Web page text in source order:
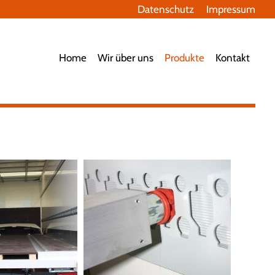
Datenschutz
Impressum
Home
Wir über uns Produkte Kontakt